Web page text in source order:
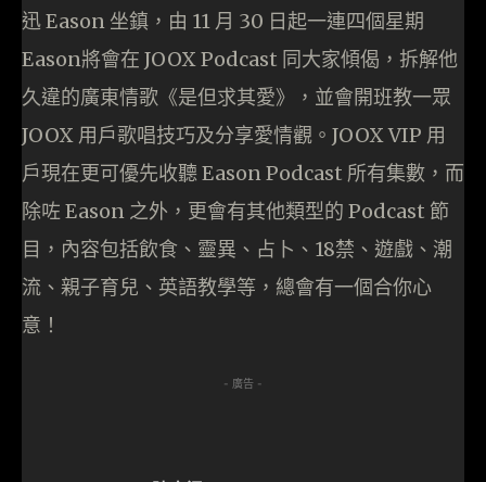
迅 Eason 坐鎮，由 11 月 30 日起一連四個星期
Eason將會在 JOOX Podcast 同大家傾偈，拆解他
久違的廣東情歌《是但求其愛》，並會開班教一眾
JOOX 用戶歌唱技巧及分享愛情觀。JOOX VIP 用
戶現在更可優先收聽 Eason Podcast 所有集數，而
除咗 Eason 之外，更會有其他類型的 Podcast 節
目，內容包括飲食、靈異、占卜、18禁、遊戲、潮
流、親子育兒、英語教學等，總會有一個合你心
意！
- 廣告 -